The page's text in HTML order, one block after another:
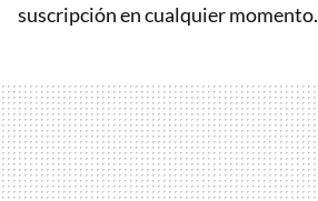
suscripción en cualquier momento.